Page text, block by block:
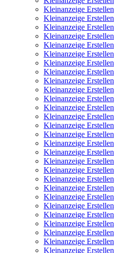
Kleinanzeige Erstellen
Kleinanzeige Erstellen
Kleinanzeige Erstellen
Kleinanzeige Erstellen
Kleinanzeige Erstellen
Kleinanzeige Erstellen
Kleinanzeige Erstellen
Kleinanzeige Erstellen
Kleinanzeige Erstellen
Kleinanzeige Erstellen
Kleinanzeige Erstellen
Kleinanzeige Erstellen
Kleinanzeige Erstellen
Kleinanzeige Erstellen
Kleinanzeige Erstellen
Kleinanzeige Erstellen
Kleinanzeige Erstellen
Kleinanzeige Erstellen
Kleinanzeige Erstellen
Kleinanzeige Erstellen
Kleinanzeige Erstellen
Kleinanzeige Erstellen
Kleinanzeige Erstellen
Kleinanzeige Erstellen
Kleinanzeige Erstellen
Kleinanzeige Erstellen
Kleinanzeige Erstellen
Kleinanzeige Erstellen